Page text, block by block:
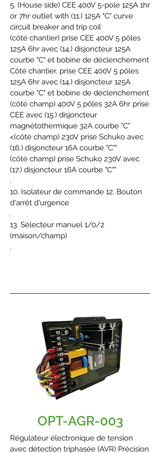
5. (House side) CEE 400V 5-pole 125A 1hr
or 7hr outlet with (11.) 125A "C" curve
circuit breaker and trip coil
(côté chantier) prise CEE 400V 5 pôles
125A 6hr avec (14.) disjoncteur 125A
courbe "C" et bobine de déclenchement
Côté chantier, prise CEE 400V 5 pôles
125A 6hr avec (14.) disjoncteur 125A
courbe "C" et bobine de déclenchement
(côté champ) 400V 5 pôles 32A 6hr prise
CEE avec (15.) disjoncteur
magnétothermique 32A courbe "C"
<(côté champ) 230V prise Schuko avec
(16.) disjoncteur 16A courbe "C""
(côté champ) prise Schuko 230V avec
(17.) disjoncteur 16A courbe "C""
.
10. Isolateur de commande 12. Bouton
d'arrêt d'urgence
.
13. Sélecteur manuel 1/0/2
(maison/champ)
.
OPT-AGR-003
Régulateur électronique de tension
avec détection triphasée (AVR) Précision